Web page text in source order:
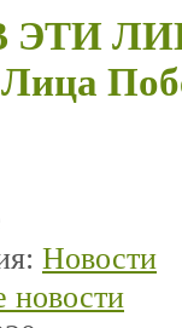
ЭТИ
Новости
новости